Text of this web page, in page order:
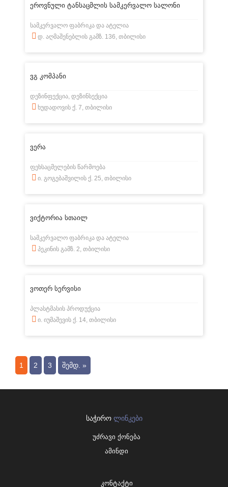
ეროვნული ტანსაცმლის სამკერვალო სალონი
სამკერვალო ფაბრიკა და ატელია
დ. აღმაშენებლის გამზ. 136, თბილისი
ვგ კომპანი
დეზინფექცია, დეზინსექცია
ხუდადოვის ქ. 7, თბილისი
ვერა
ფეხსაცმელების წარმოება
ი. გოგებაშვილის ქ. 25, თბილისი
ვიქტორია სთაილ
სამკერვალო ფაბრიკა და ატელია
პეკინის გამზ. 2, თბილისი
ვოთერ სერვისი
პლასტმასის პროდუქცია
ი. იუმაშევის ქ. 14, თბილისი
1 2 3 ᲨᲔᲛᲓ. »
ᲡᲐᲭᲘᲠᲝ ᲚᲘᲜᲙᲔᲑᲘ
უძრავი ქონება
ამინდი
კონტაქტი